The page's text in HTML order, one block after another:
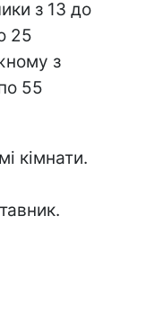
з 13 до
25
з
55
кімнати.